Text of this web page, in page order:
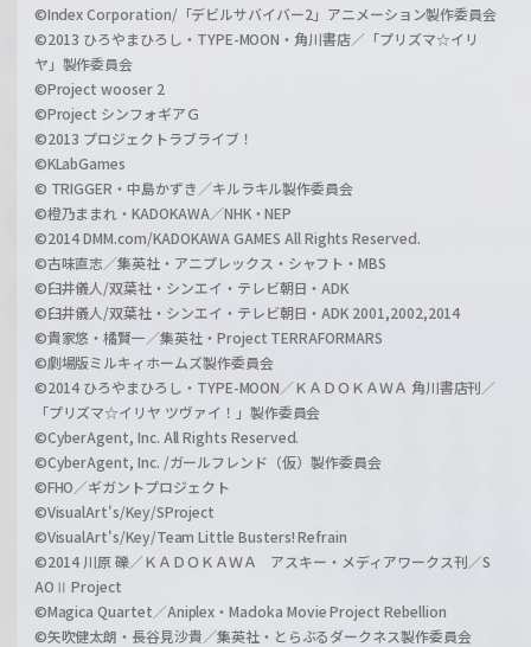
©Index Corporation/「デビルサバイバー2」アニメーション製作委員会
©2013 ひろやまひろし・TYPE-MOON・角川書店／「プリズマ☆イリ
ヤ」製作委員会
©Project wooser 2
©Project シンフォギアＧ
©2013 プロジェクトラブライブ！
©KLabGames
© TRIGGER・中島かずき／キルラキル製作委員会
©橙乃ままれ・KADOKAWA／NHK・NEP
©2014 DMM.com/KADOKAWA GAMES All Rights Reserved.
©古味直志／集英社・アニプレックス・シャフト・MBS
©臼井儀人/双葉社・シンエイ・テレビ朝日・ADK
©臼井儀人/双葉社・シンエイ・テレビ朝日・ADK 2001,2002,2014
©貴家悠・橘賢一／集英社・Project TERRAFORMARS
©劇場版ミルキィホームズ製作委員会
©2014 ひろやまひろし・TYPE-MOON／ＫＡＤＯＫＡＷＡ 角川書店刊／
「プリズマ☆イリヤ ツヴァイ！」製作委員会
©CyberAgent, Inc. All Rights Reserved.
©CyberAgent, Inc. /ガールフレンド（仮）製作委員会
©FHO／ギガントプロジェクト
©VisualArt's/Key/SProject
©VisualArt's/Key/Team Little Busters! Refrain
©2014 川原 礫／ＫＡＤＯＫＡＷＡ アスキー・メディアワークス刊／S
AOⅡ Project
©Magica Quartet／Aniplex・Madoka Movie Project Rebellion
©矢吹健太朗・長谷見沙貴／集英社・とらぶるダークネス製作委員会